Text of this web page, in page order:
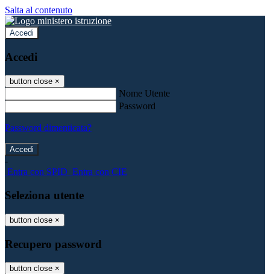
Salta al contenuto
Accedi
Accedi
button close ×
Nome Utente
Password
Password dimenticata?
-
Entra con SPID Entra con CIE
Seleziona utente
button close ×
Recupero password
button close ×